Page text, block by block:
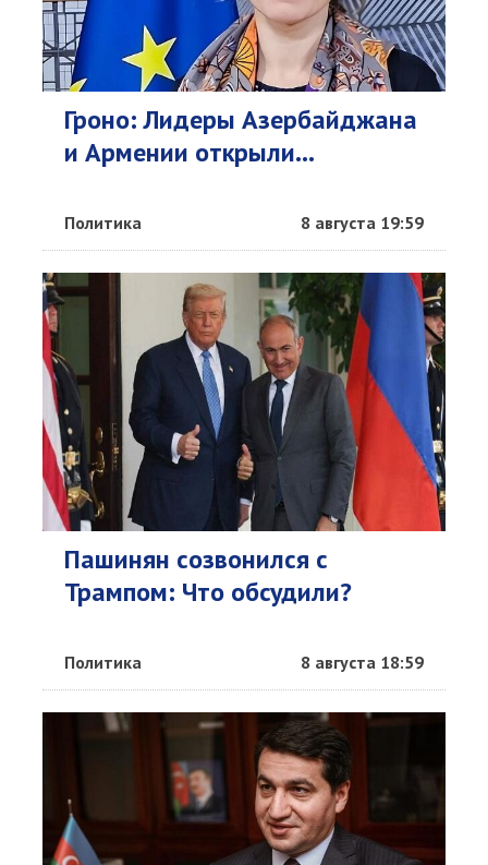
Гроно: Лидеры Азербайджана
и Армении открыли...
Политика 8 августа 19:59
Пашинян созвонился с
Трампом: Что обсудили?
Политика 8 августа 18:59